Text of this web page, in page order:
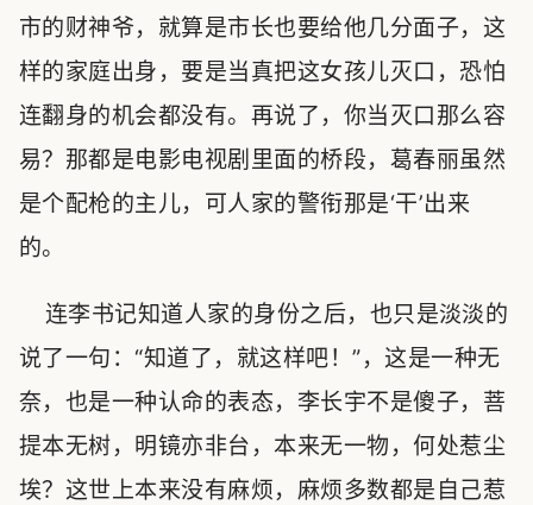
市的财神爷，就算是市长也要给他几分面子，这
样的家庭出身，要是当真把这女孩儿灭口，恐怕
连翻身的机会都没有。再说了，你当灭口那么容
易？那都是电影电视剧里面的桥段，葛春丽虽然
是个配枪的主儿，可人家的警衔那是‘干’出来
的。
连李书记知道人家的身份之后，也只是淡淡的
说了一句：“知道了，就这样吧！”，这是一种无
奈，也是一种认命的表态，李长宇不是傻子，菩
提本无树，明镜亦非台，本来无一物，何处惹尘
埃？这世上本来没有麻烦，麻烦多数都是自己惹